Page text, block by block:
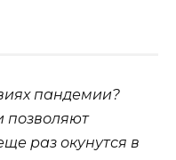
пандемии?
позволяют
раз окунутся в